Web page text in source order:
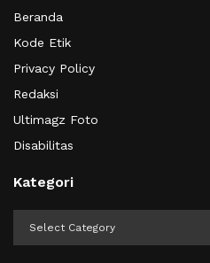
Beranda
Kode Etik
Privacy Policy
Redaksi
Ultimagz Foto
Disabilitas
Kategori